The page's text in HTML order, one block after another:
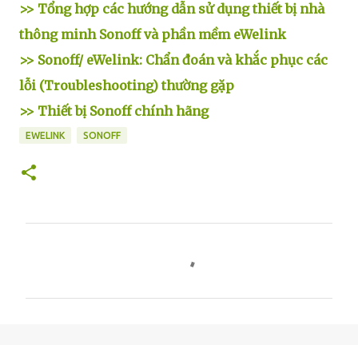
>> Tổng hợp các hướng dẫn sử dụng thiết bị nhà
thông minh Sonoff và phần mềm eWelink
>> Sonoff/ eWelink: Chẩn đoán và khắc phục các
lỗi (Troubleshooting) thường gặp
>> Thiết bị Sonoff chính hãng
EWELINK SONOFF